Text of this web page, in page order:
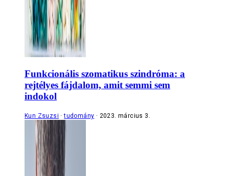
Funkcionális szomatikus szindróma: a
rejtélyes fájdalom, amit semmi sem
indokol
Kun Zsuzsi tudomány 2023. március 3.